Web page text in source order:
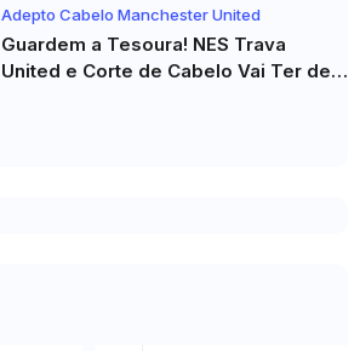
Adepto Cabelo Manchester United
Guardem a Tesoura! NES Trava
United e Corte de Cabelo Vai Ter de